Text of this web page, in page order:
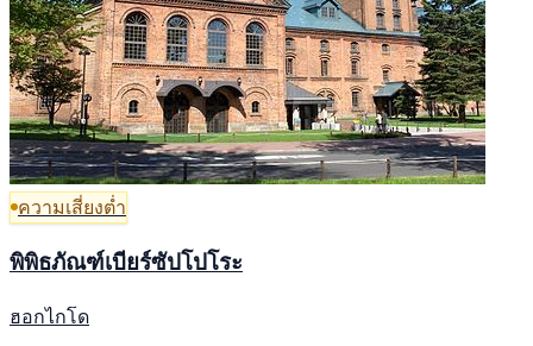
ความเสี่ยงต่ำ
พิพิธภัณฑ์เบียร์ซัปโปโระ
ฮอกไกโด